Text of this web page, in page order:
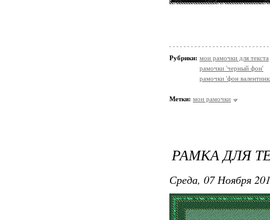
Рубрики: мои рамочки для текста
рамочки 'черный фон'
рамочки 'фон
Метки: мои рамочки
РАМКА ДЛЯ
Среда, 07 Ноября